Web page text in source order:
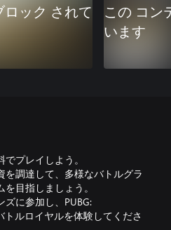
ロック されて
この コン
います
でプレイしよう。
調達して、多様なバトルグラ
目指しましょう。
に参加し、PUBG:
トルロイヤルを体験してくださ